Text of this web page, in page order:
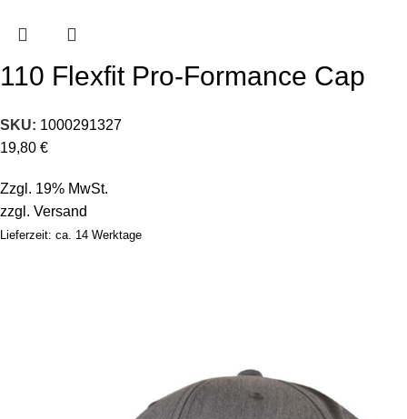
110 Flexfit Pro-Formance Cap
SKU: 1000291327
19,80 €
Zzgl. 19% MwSt.
zzgl. Versand
Lieferzeit: ca. 14 Werktage